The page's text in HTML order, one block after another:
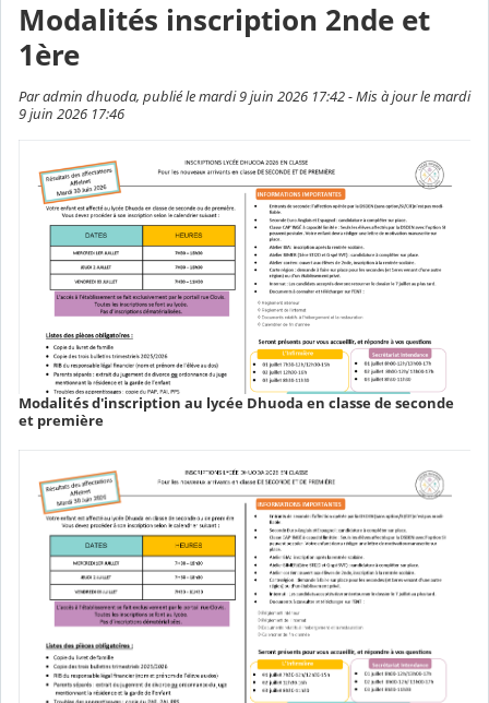
Modalités inscription 2nde et
1ère
Par admin dhuoda, publié le mardi 9 juin 2026 17:42 - Mis à jour le mardi
9 juin 2026 17:46
Modalités d'inscription au lycée Dhuoda en classe de seconde
et première